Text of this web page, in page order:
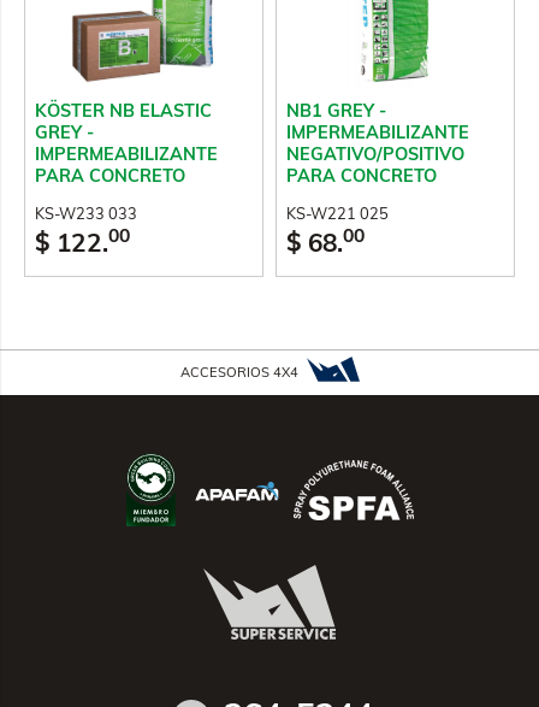
KÖSTER NB ELASTIC
GREY -
IMPERMEABILIZANTE
PARA CONCRETO
KS-W233 033
$ 122.00
NB1 GREY -
IMPERMEABILIZANTE
NEGATIVO/POSITIVO
PARA CONCRETO
KS-W221 025
$ 68.00
ACCESORIOS 4X4